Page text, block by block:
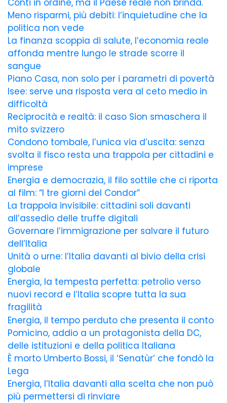
Conti in ordine, ma il Paese reale non brinda.
Meno risparmi, più debiti: l’inquietudine che la
politica non vede
La finanza scoppia di salute, l’economia reale
affonda mentre lungo le strade scorre il
sangue
Piano Casa, non solo per i parametri di povertà
Isee: serve una risposta vera al ceto medio in
difficoltà
Reciprocità e realtà: il caso Sion smaschera il
mito svizzero
Condono tombale, l’unica via d’uscita: senza
svolta il fisco resta una trappola per cittadini e
imprese
Energia e democrazia, il filo sottile che ci riporta
al film: “I tre giorni del Condor”
La trappola invisibile: cittadini soli davanti
all’assedio delle truffe digitali
Governare l’immigrazione per salvare il futuro
dell’Italia
Unità o urne: l’Italia davanti al bivio della crisi
globale
Energia, la tempesta perfetta: petrolio verso
nuovi record e l’Italia scopre tutta la sua
fragilità
Energia, il tempo perduto che presenta il conto
Pomicino, addio a un protagonista della DC,
delle istituzioni e della politica Italiana
È morto Umberto Bossi, il ‘Senatùr’ che fondò la
Lega
Energia, l’Italia davanti alla scelta che non può
più permettersi di rinviare